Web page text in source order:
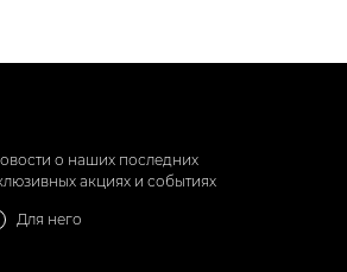
о наших последних
акциях и событиях
Для него